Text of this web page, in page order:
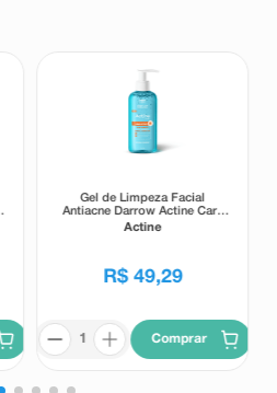
Gel de Limpeza Facial
Antiacne Darrow Actine Care
Alta Tolerância 140g
Actine
R$ 49,29
Comprar